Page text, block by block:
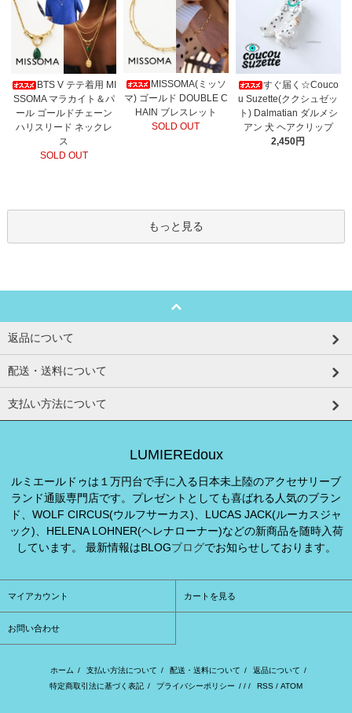
BTS V テテ着用 MI
SSOMA マラカイト＆パ
ール ゴールドチェーン
ハリスリード ネックレ
ス
SOLD OUT
MISSOMA(ミッソ
マ) ゴールド DOUBLE C
HAIN ブレスレット
SOLD OUT
すぐ届く☆Couco
u Suzette(ククシュゼッ
ト) Dalmatian ダルメシ
アン 犬 ヘアクリップ
2,450円
もっと見る
返品について
配送・送料について
支払い方法について
LUMIEREdoux
ルミエールドゥは１万円台で手に入る日本未上陸のアクセサリーブ
ランド通販専門店です。プレゼントとしても喜ばれる人気のブラン
ド、WOLF CIRCUS(ウルフサーカス)、LUCAS JACK(ルーカスジャ
ック)、HELENA LOHNER(ヘレナローナー)などの新商品を随時入荷
しています。 最新情報はBLOGブログでお知らせしております。
マイアカウント カートを見る
お問い合わせ
ホーム / 支払い方法について / 配送・送料について / 返品について /
特定商取引法に基づく表記 / プライバシーポリシー / / / RSS / ATOM